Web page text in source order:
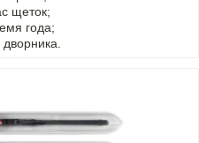
щеток;
года;